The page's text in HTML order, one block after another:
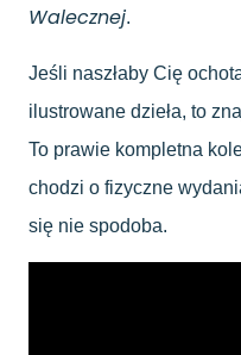
Walecznej.
Jeśli naszłaby Cię
ilustrowane dzieła, to
To prawie kompletna
chodzi o fizyczne
się nie spodoba.